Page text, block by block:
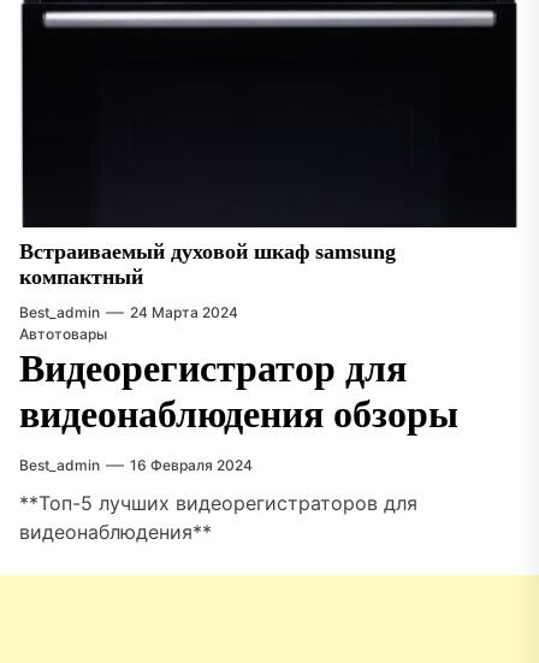
Встраиваемый духовой шкаф samsung
компактный
Best_admin
24 Марта 2024
Автотовары
Видеорегистратор для
видеонаблюдения обзоры
Best_admin 16 Февраля 2024
**Топ-5 лучших видеорегистраторов для
видеонаблюдения**